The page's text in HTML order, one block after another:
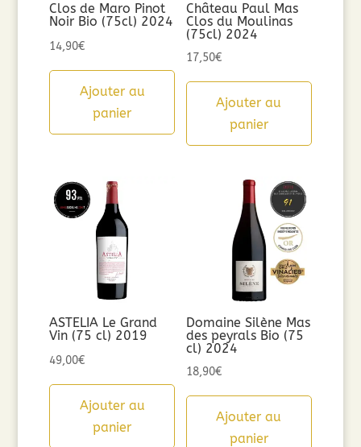
Clos de Maro Pinot
Noir Bio (75cl) 2024
14,90€
Ajouter au
panier
Château Paul Mas
Clos du Moulinas
(75cl) 2024
17,50€
Ajouter au
panier
ASTELIA Le Grand
Vin (75 cl) 2019
49,00€
Ajouter au
panier
Domaine Silène Mas
des peyrals Bio (75
cl) 2024
18,90€
Ajouter au
panier